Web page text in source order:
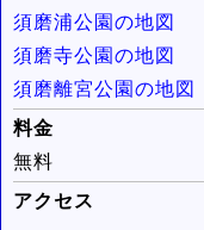
須磨浦公園の地図
須磨寺公園の地図
須磨離宮公園の地図
料金
無料
アクセス